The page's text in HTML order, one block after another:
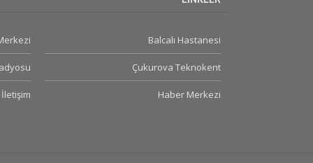
Balcalı Hastanesi
Çukurova Teknokent
Haber Merkezi